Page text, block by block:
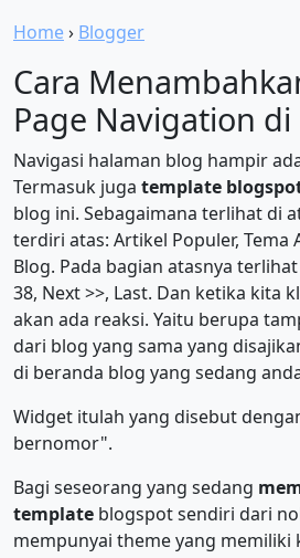
Home› Blogger
Cara
Page Navigation
Navigasi halaman blog hampir
Termasuk juga template
blog ini. Sebagaimana terlihat di
terdiri atas: Artikel Populer, Tema
Blog. Pada bagian atasnya
38, Next >>, Last. Dan ketika kita
akan ada reaksi. Yaitu berupa
dari blog yang sama yang
di beranda blog yang sedang
Widget itulah yang disebut
bernomor".
Bagi seseorang yang sedang
template blogspot sendiri dari
mempunyai theme yang memiliki